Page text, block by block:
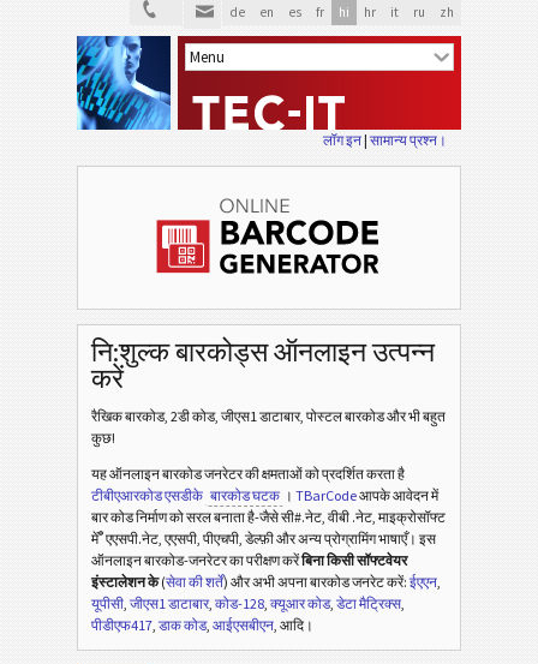
de en es fr hi hr it ru zh
लॉग इन|सामान्य प्रश्न।
नि:शुल्क बारकोड्स ऑनलाइन उत्पन्न
करें
रैखिक बारकोड, 2डी कोड, जीएस1 डाटाबार, पोस्टल बारकोड और भी बहुत
कुछ!
यह ऑनलाइन बारकोड जनरेटर की क्षमताओं को प्रदर्शित करता है
टीबीएआरकोड एसडीके बारकोड घटक ।TBarCodeआपके आवेदन में
बार कोड निर्माण को सरल बनाता है-जैसे सी#.नेट, वीबी .नेट, माइक्रोसॉफ्ट
में®एएसपी.नेट, एएसपी, पीएचपी, डेल्फ़ी और अन्य प्रोग्रामिंग भाषाएँ। इस
ऑनलाइन बारकोड-जनरेटर का परीक्षण करेंबिना किसी सॉफ्टवेयर
इंस्टालेशन के(सेवा की शर्तें) और अभी अपना बारकोड जनरेट करें: ईएएन,
यूपीसी, जीएस1 डाटाबार, कोड-128, क्यूआर कोड, डेटा मैट्रिक्स,
पीडीएफ417, डाक कोड, आईएसबीएन, आदि।